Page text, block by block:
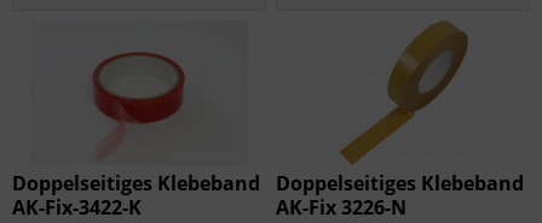
Doppelseitiges Klebeband
AK-Fix-3422-K
Doppelseitiges Klebeband
AK-Fix 3226-N